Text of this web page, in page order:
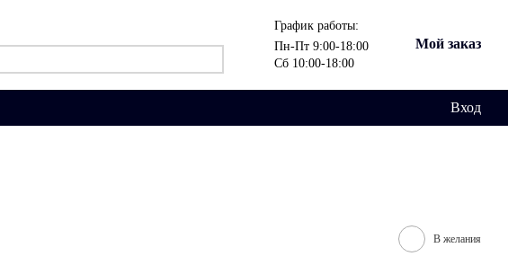
График работы:
Пн-Пт 9:00-18:00
Сб 10:00-18:00
Мой заказ
Вход
В желания